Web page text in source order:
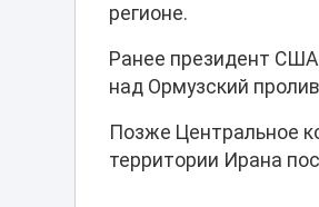
регионе.
Ранее президент
над Ормузский
Позже Центральное
территории Ирана